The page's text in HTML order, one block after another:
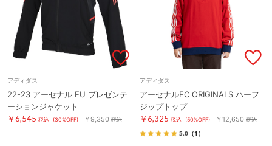
アディダス
22-23 アーセナル EU プレゼンテ
ーションジャケット
￥6,545 税込 (30%OFF) ￥9,350 税込
アディダス
アーセナルFC ORIGINALS ハーフ
ジップトップ
￥6,325 税込 (50%OFF) ￥12,650 税込
5.0 （1）